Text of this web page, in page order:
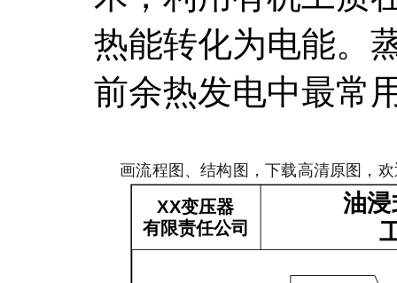
热能转化为电能。
前余热发电中最常